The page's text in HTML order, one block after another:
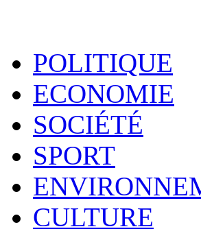
POLITIQUE
ECONOMIE
SOCIÉTÉ
SPORT
CULTURE